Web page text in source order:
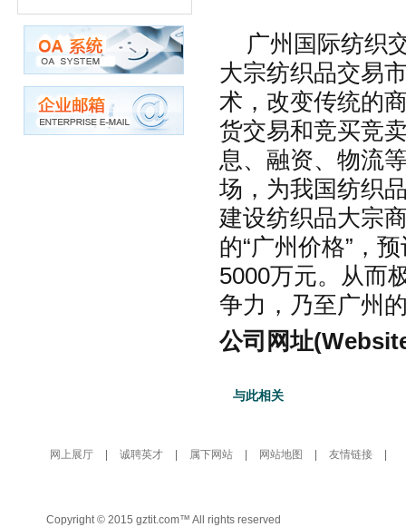
广州国际纺织
大宗纺织品交易
术，改变传统的
货交易和竞买竞
息、融资、物流
场，为我国纺织
建设纺织品大宗
的“广州价格”，
5000万元。从而
争力，乃至广州
公司网址
与此相关
网上展厅 诚聘英才 属下网站 网站地图 友情链接
Copyright © 2015 gztit.com™ All rights reserved